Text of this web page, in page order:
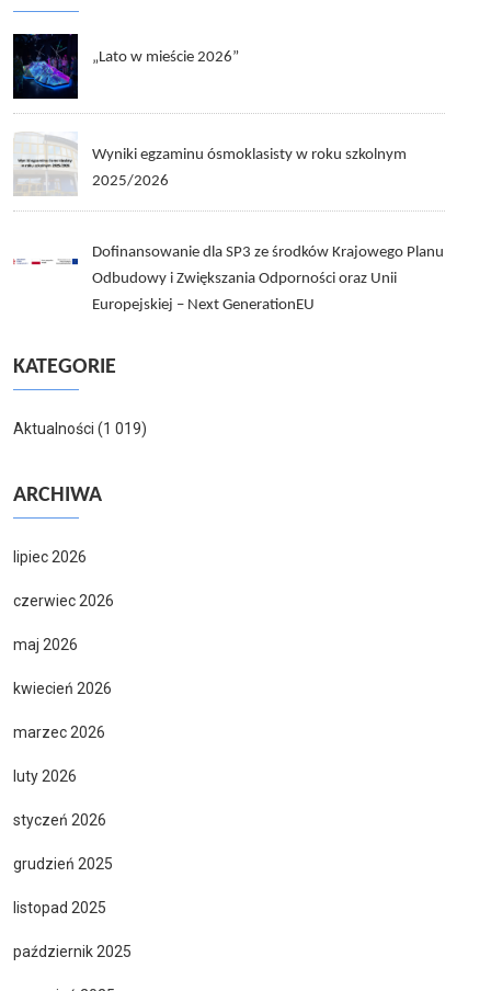
„Lato w mieście 2026”
Wyniki egzaminu ósmoklasisty w roku szkolnym
2025/2026
Dofinansowanie dla SP3 ze środków Krajowego Planu
Odbudowy i Zwiększania Odporności oraz Unii
Europejskiej – Next GenerationEU
KATEGORIE
Aktualności (1 019)
ARCHIWA
lipiec 2026
czerwiec 2026
maj 2026
kwiecień 2026
marzec 2026
luty 2026
styczeń 2026
grudzień 2025
listopad 2025
październik 2025